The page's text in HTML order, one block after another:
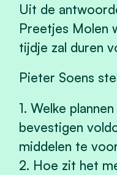
Uit de
Preetjes Molen
tijdje zal duren
Pieter Soens
1. Welke
bevestigen
middelen te
2. Hoe zit het